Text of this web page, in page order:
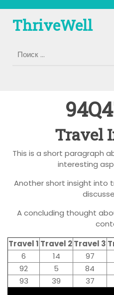
содержимому
ThriveWell
Travel
This is a short paragraph
interesting
Another short insight into
A concluding thought
Travel 1 Travel 2Travel 3
6
14 97
92
5 84
93
39 37